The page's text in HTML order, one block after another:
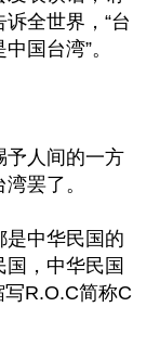
全世界，“台
国台湾”。
予人间的一方
罢了。
是中华民国的
，中华民国
R.O.C简称C